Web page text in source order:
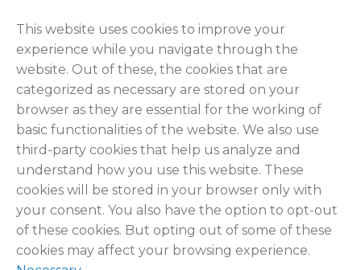
This website uses cookies to improve your
experience while you navigate through the
website. Out of these, the cookies that are
categorized as necessary are stored on your
browser as they are essential for the working of
basic functionalities of the website. We also use
third-party cookies that help us analyze and
understand how you use this website. These
cookies will be stored in your browser only with
your consent. You also have the option to opt-out
of these cookies. But opting out of some of these
cookies may affect your browsing experience.